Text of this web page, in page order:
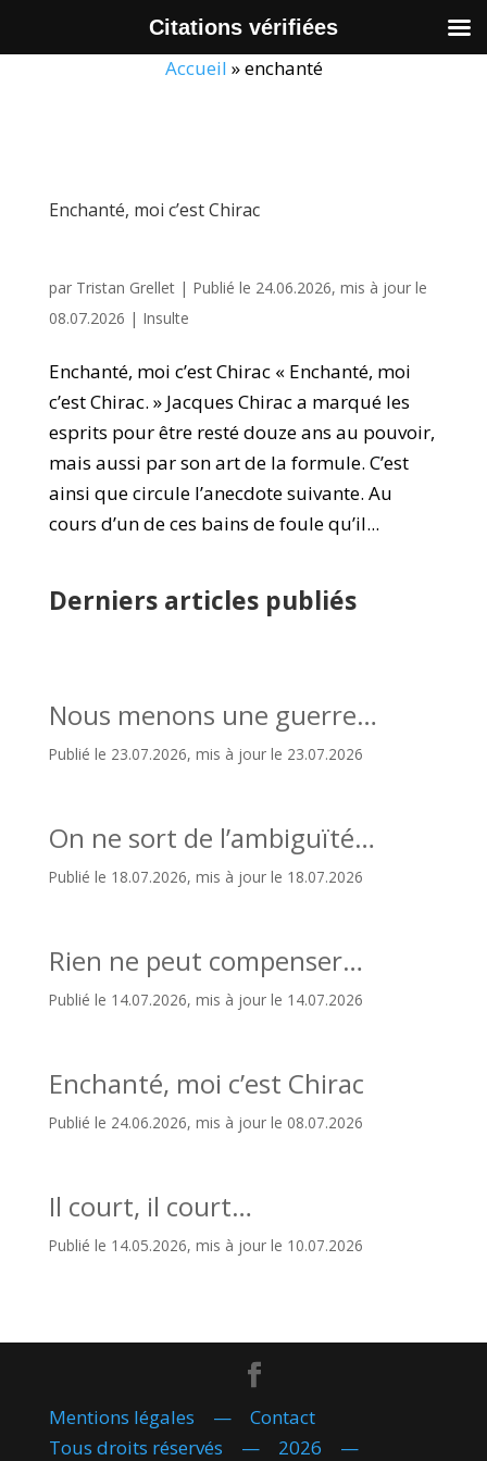
Accueil »enchanté
Enchanté, moi c’est Chirac
par Tristan Grellet| Publié le 24.06.2026, mis à jour le
08.07.2026 | Insulte
Enchanté, moi c’est Chirac « Enchanté, moi
c’est Chirac. » Jacques Chirac a marqué les
esprits pour être resté douze ans au pouvoir,
mais aussi par son art de la formule. C’est
ainsi que circule l’anecdote suivante. Au
cours d’un de ces bains de foule qu’il...
Derniers articles publiés
Nous menons une guerre…
Publié le 23.07.2026, mis à jour le 23.07.2026
On ne sort de l’ambiguïté…
Publié le 18.07.2026, mis à jour le 18.07.2026
Rien ne peut compenser…
Publié le 14.07.2026, mis à jour le 14.07.2026
Enchanté, moi c’est Chirac
Publié le 24.06.2026, mis à jour le 08.07.2026
Il court, il court…
Publié le 14.05.2026, mis à jour le 10.07.2026
Mentions légales — Contact
Tous droits réservés — 2026 —
Citations vérifiées